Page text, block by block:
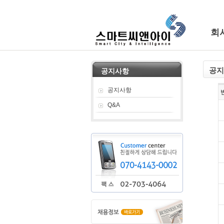
회
공지사항
공지사항
Q&A
공